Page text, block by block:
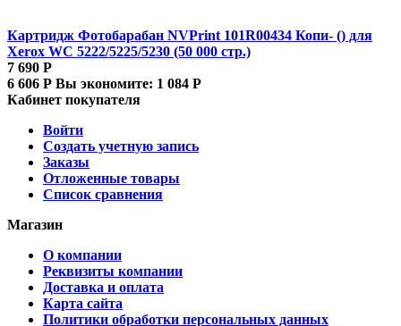
Картридж Фотобарабан NVPrint 101R00434 Копи- () для
Xerox WC 5222/5225/5230 (50 000 стр.)
7 690 Р
6 606 Р Вы экономите: 1 084 Р
Кабинет покупателя
Войти
Создать учетную запись
Заказы
Отложенные товары
Список сравнения
Магазин
О компании
Реквизиты компании
Доставка и оплата
Карта сайта
Политики обработки персональных данных